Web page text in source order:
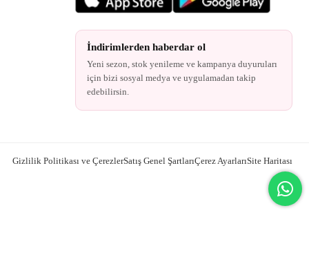
İndirimlerden haberdar ol
Yeni sezon, stok yenileme ve kampanya duyuruları
için bizi sosyal medya ve uygulamadan takip
edebilirsin.
Gizlilik Politikası ve ÇerezlerSatış Genel ŞartlarıÇerez AyarlarıSite Haritası